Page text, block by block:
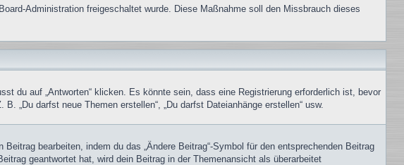
Administration freigeschaltet wurde. Diese Maßnahme soll den Missbrauch dieses
du auf „Antworten“ klicken. Es könnte sein, dass eine Registrierung erforderlich ist, bevor
„Du darfst neue Themen erstellen“, „Du darfst Dateianhänge erstellen“ usw.
bearbeiten, indem du das „Ändere Beitrag“-Symbol für den entsprechenden Beitrag
geantwortet hat, wird dein Beitrag in der Themenansicht als überarbeitet